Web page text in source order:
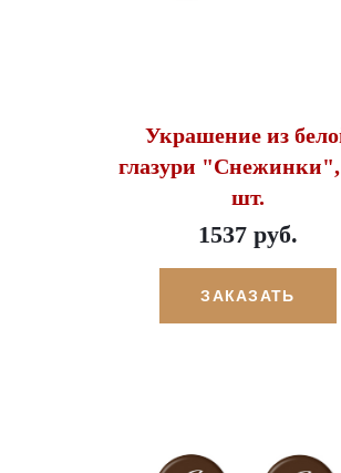
Украшение из
глазури "Снежинки",
шт.
1537 руб.
ЗАКАЗАТЬ